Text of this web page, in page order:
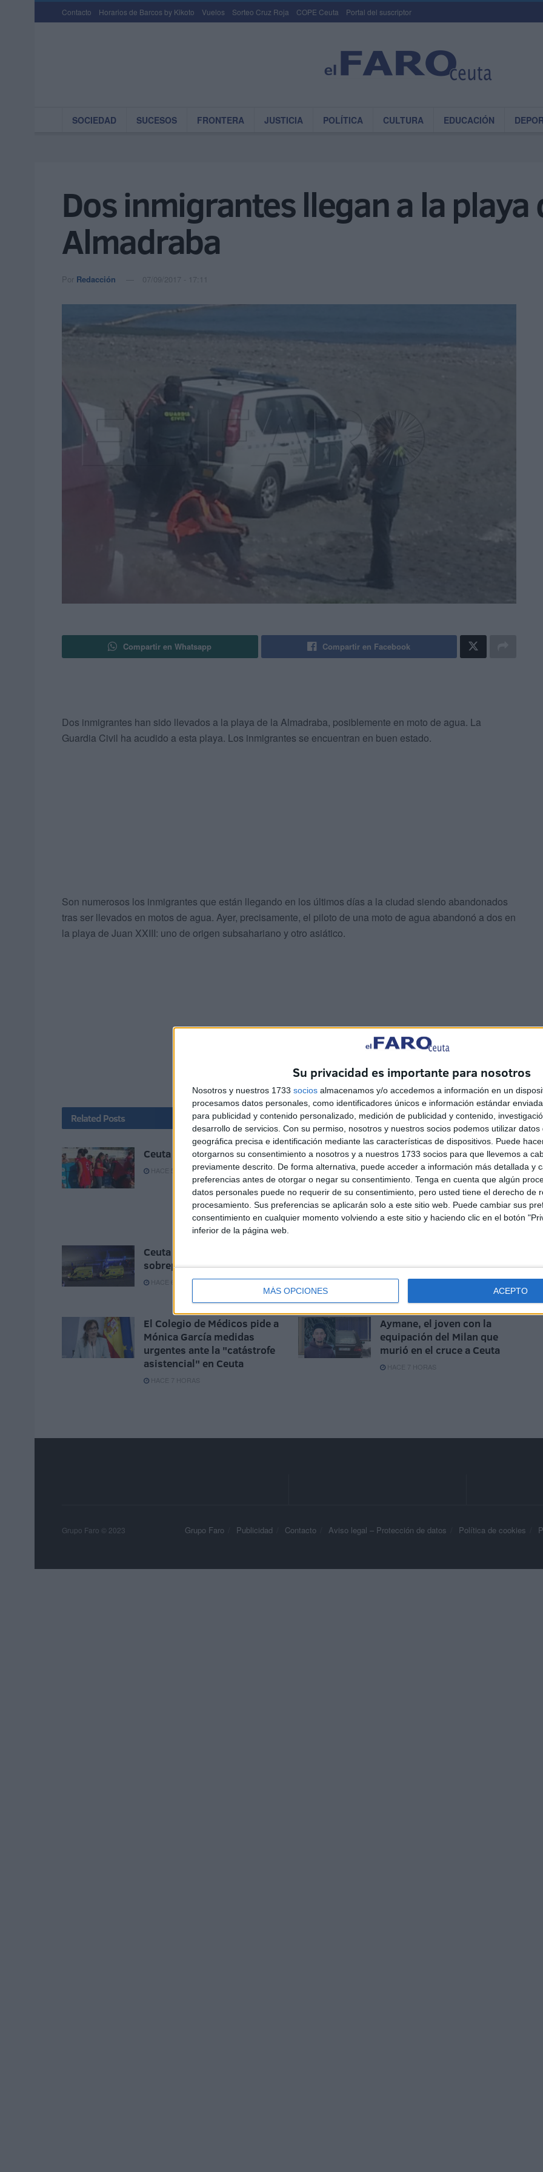
Su privacidad es importante para nosotros
Nosotros y nuestros 1733 socios almacenamos y/o accedemos a información en un
procesamos datos personales, como identificadores únicos e información estándar
para publicidad y contenido personalizado, medición de publicidad y contenido,
desarrollo de servicios. Con su permiso, nosotros y nuestros socios podemos utilizar datos
geográfica precisa e identificación mediante las características de dispositivos. Puede
otorgarnos su consentimiento a nosotros y a nuestros 1733 socios para que llevemos a
previamente descrito. De forma alternativa, puede acceder a información más detallada y
preferencias antes de otorgar o negar su consentimiento. Tenga en cuenta que algún
datos personales puede no requerir de su consentimiento, pero usted tiene el derecho de
procesamiento. Sus preferencias se aplicarán solo a este sitio web. Puede cambiar sus
consentimiento en cualquier momento volviendo a este sitio y haciendo clic en el botón
inferior de la página web.
MÁS OPCIONES ACEPTO
Contacto Horarios de Barcos by Kikoto Vuelos Sorteo Cruz Roja COPE Ceuta Portal del suscriptor
SOCIEDAD SUCESOS FRONTERA JUSTICIA POLÍTICA CULTURA EDUCACIÓN
Dos inmigrantes llegan a la playa
Almadraba
Por Redacción 07/09/2017 - 17:11
Compartir en Whatsapp Compartir en Facebook
Dos inmigrantes han sido llevados a la playa de la Almadraba, posiblemente en moto de agua. La
Guardia Civil ha acudido a esta playa. Los inmigrantes se encuentran en buen estado.
Son numerosos los inmigrantes que están llegando en los últimos días a la ciudad siendo abandonados
tras ser llevados en motos de agua. Ayer, precisamente, el piloto de una moto de agua abandonó a dos en
la playa de Juan XXIII: uno de origen subsahariano y otro asiático.
Related Posts
Ceuta es mucha Ceuta
HACE 5 HORAS
UGT se suma a la
concentración de las cuatro
culturas: "Ceuta necesita
unidad, respuestas y más
recursos"
HACE 6 HORAS
Ceuta invadida, sus médicos
sobrepasados
HACE 6 HORAS
Asuntos Exteriores, Unión
Europea y Cooperación
El Colegio de Médicos pide a
Mónica García medidas
urgentes ante la "catástrofe
asistencial" en Ceuta
HACE 7 HORAS
Aymane, el joven con la
equipación del Milan que
murió en el cruce a Ceuta
HACE 7 HORAS
Grupo Faro Publicidad Contacto Aviso legal – Protección de datos Política de cookies
Grupo Faro © 2023